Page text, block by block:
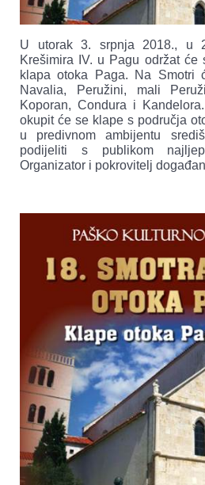
U utorak 3. srpnja 2018., u
Krešimira IV. u Pagu održat će
klapa otoka Paga. Na Smotri
Navalia, Peružini, mali
Koporan, Condura i
okupit će se klape s područja
u predivnom ambijentu
podijeliti s publikom
Organizator i pokrovitelj